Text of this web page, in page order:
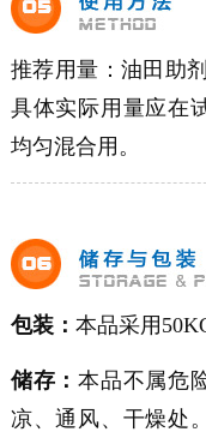
推荐用量：油田助
具体实际用量应在
均匀混合用。
包装： 本品采用
储存：本品不属危
凉、通风、干燥处